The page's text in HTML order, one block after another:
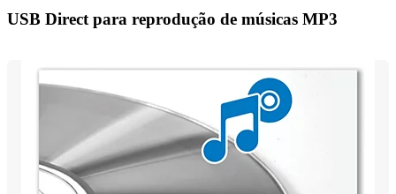
USB Direct para reprodução de músicas MP3